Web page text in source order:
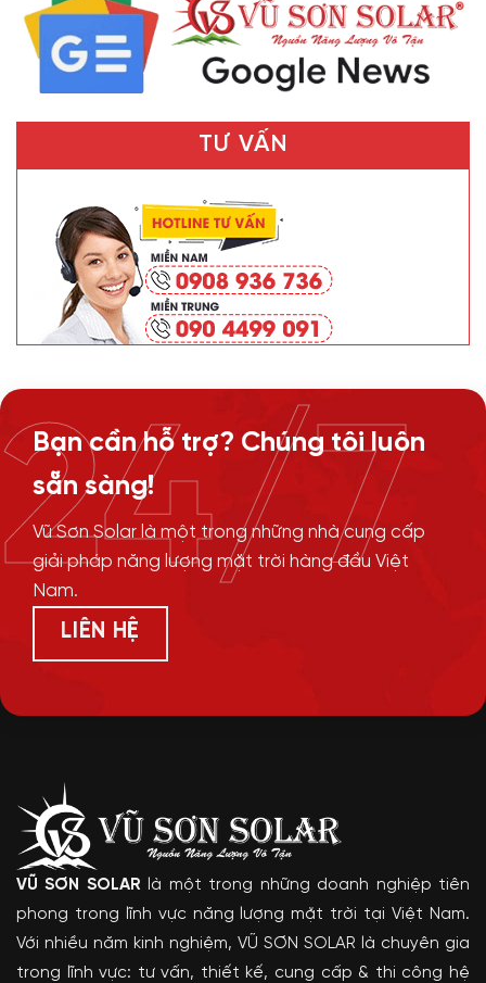
TƯ VẤN
Bạn cần hỗ trợ? Chúng tôi luôn
sẵn sàng!
Vũ Sơn Solar là một trong những nhà cung cấp
giải pháp năng lượng mặt trời hàng đầu Việt
Nam.
LIÊN HỆ
24/7
VŨ SƠN SOLAR là một trong những doanh nghiệp tiên
phong trong lĩnh vực năng lượng mặt trời tại Việt Nam.
Với nhiều năm kinh nghiệm, VŨ SƠN SOLAR là chuyên gia
trong lĩnh vực: tư vấn, thiết kế, cung cấp & thi công hệ